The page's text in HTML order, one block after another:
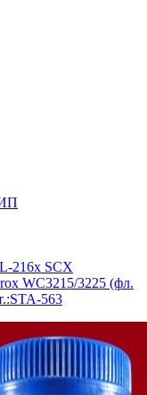
216x SCX
WC3215/3225 (фл.
563